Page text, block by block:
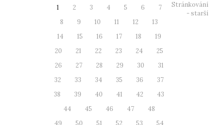
1 2 3 4 5 6
7
8
9 10 11 12
13
14
15 16 17 18
19
20
21 22 23 24
25
26
27 28 29 30
31
32
33 34 35 36
37
38
39 40 41 42
43
44
45 46 47
48
Stránkování
- starší